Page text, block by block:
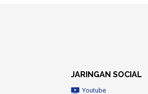
JARINGAN SOCIAL
Youtube